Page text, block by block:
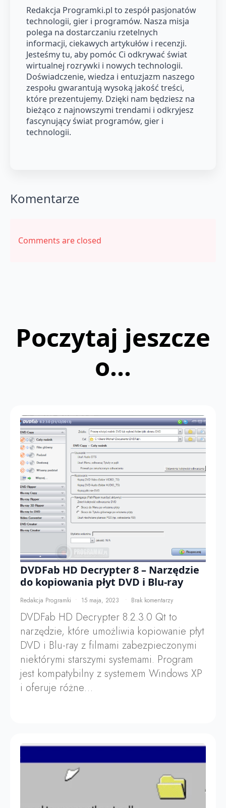
Redakcja Programki.pl to zespół pasjonatów
technologii, gier i programów. Nasza misja
polega na dostarczaniu rzetelnych
informacji, ciekawych artykułów i recenzji.
Jesteśmy tu, aby pomóc Ci odkrywać świat
wirtualnej rozrywki i nowych technologii.
Doświadczenie, wiedza i entuzjazm naszego
zespołu gwarantują wysoką jakość treści,
które prezentujemy. Dzięki nam będziesz na
bieżąco z najnowszymi trendami i odkryjesz
fascynujący świat programów, gier i
technologii.
Komentarze
Comments are closed
Poczytaj jeszcze
o...
DVDFab HD Decrypter 8 – Narzędzie
do kopiowania płyt DVD i Blu-ray
Redakcja Programki 15 maja, 2023 Brak komentarzy
DVDFab HD Decrypter 8.2.3.0 Qt to
narzędzie, które umożliwia kopiowanie płyt
DVD i Blu-ray z filmami zabezpieczonymi
niektórymi starszymi systemami. Program
jest kompatybilny z systemem Windows XP
i oferuje różne…